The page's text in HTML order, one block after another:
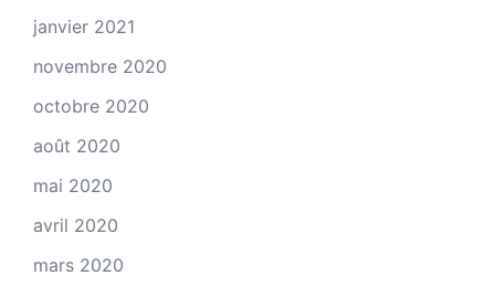
janvier 2021
novembre 2020
octobre 2020
août 2020
mai 2020
avril 2020
mars 2020